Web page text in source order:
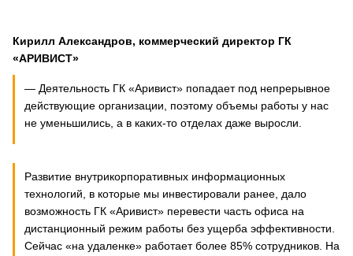
Кирилл Александров, коммерческий директор ГК
«АРИВИСТ»
— Деятельность ГК «Аривист» попадает под непрерывное
действующие организации, поэтому объемы работы у нас
не уменьшились, а в каких-то отделах даже выросли.
Развитие внутрикорпоративных информационных
технологий, в которые мы инвестировали ранее, дало
возможность ГК «Аривист» перевести часть офиса на
дистанционный режим работы без ущерба эффективности.
Сейчас «на удаленке» работает более 85% сотрудников. На